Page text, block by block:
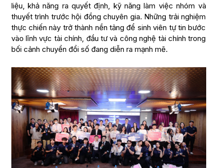
liệu, khả năng ra quyết định, kỹ năng làm việc nhóm và
thuyết trình trước hội đồng chuyên gia. Những trải nghiệm
thực chiến này trở thành nền tảng để sinh viên tự tin bước
vào lĩnh vực tài chính, đầu tư và công nghệ tài chính trong
bối cảnh chuyển đổi số đang diễn ra mạnh mẽ.